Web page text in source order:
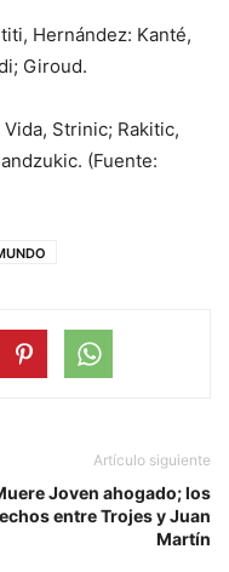
Hernández: Kanté,
Giroud.
Strinic; Rakitic,
(Fuente:
Artículo siguiente
Joven ahogado; los
entre Trojes y Juan
Martín